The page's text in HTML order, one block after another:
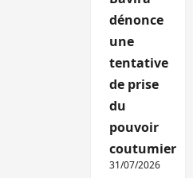
dénonce
une
tentative
de prise
du
pouvoir
coutumier
31/07/2026